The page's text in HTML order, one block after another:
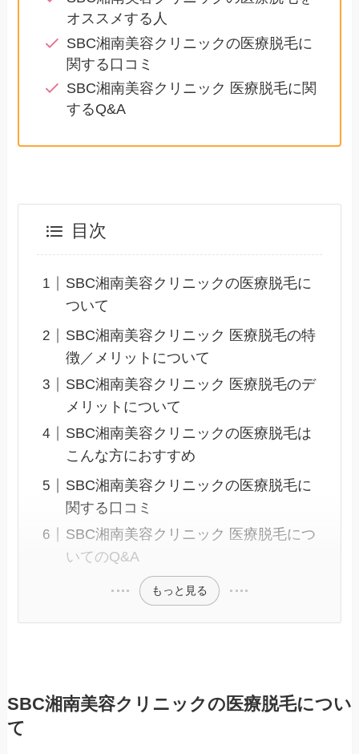
オススメする人
SBC湘南美容クリニックの医療脱毛に
関する口コミ
SBC湘南美容クリニック 医療脱毛に関
するQ&A
目次
SBC湘南美容クリニックの医療脱毛に
ついて
SBC湘南美容クリニック 医療脱毛の特
徴／メリットについて
SBC湘南美容クリニック 医療脱毛のデ
メリットについて
SBC湘南美容クリニックの医療脱毛は
こんな方におすすめ
SBC湘南美容クリニックの医療脱毛に
関する口コミ
SBC湘南美容クリニック 医療脱毛につ
いてのQ&A
もっと見る
SBC湘南美容クリニックの医療脱毛につい
て